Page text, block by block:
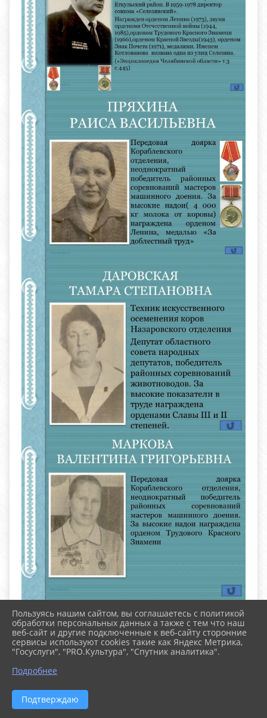
Пользуясь нашим сайтом, вы соглашаетесь с политикой
обработки персональных данных а также с тем что наш
веб-сайт и другие подключенные к веб-сайту сторонние
сервисы используют cookies такие как Яндекс Метрика,
"Госуслуги", "PRO.Культура", "Спутник аналитика".
Подробнее
Подтверждаю